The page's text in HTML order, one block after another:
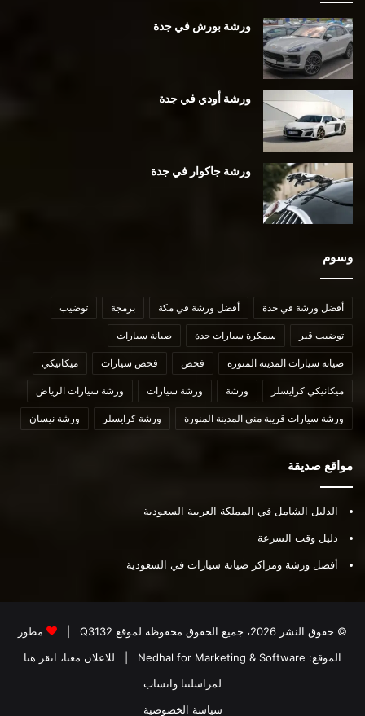
ورشة بورش في جدة
ورشة أودي في جدة
ورشة جاكوار في جدة
وسوم
أفضل ورشة في جدة أفضل ورشة في مكة برمجة توضيب
توضيب قير سمكرة سيارات جدة صيانة سيارات
صيانة سيارات المدينة المنورة فحص فحص سيارات ميكانيكي
ميكانيكي كرايسلر ورشة ورشة سيارات ورشة سيارات الرياض
ورشة سيارات قريبة مني المدينة المنورة ورشة كرايسلر ورشة نيسان
مواقع صديقة
الدليل الشامل في المملكة العربية السعودية
دليل وقت السرعة
أفضل ورشة ومراكز صيانة سيارات في السعودية
© حقوق النشر 2026، جميع الحقوق محفوظة لموقع Q3132
مطور
الموقع: Nedhal for Marketing & Software
للاعلان معنا، انقر هنا
لمراسلتنا واتساب
سياسة الخصوصية